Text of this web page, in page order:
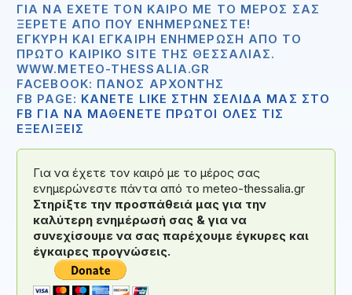
ΓΙΑ ΝΑ ΈΧΕΤΕ ΤΟΝ ΚΑΙΡΌ ΜΕ ΤΟ ΜΈΡΟΣ ΣΑΣ
ΞΈΡΕΤΕ ΑΠΟ ΠΟΥ ΕΝΗΜΕΡΏΝΕΣΤΕ!
ΈΓΚΥΡΗ ΚΑΙ ΈΓΚΑΙΡΗ ΕΝΗΜΈΡΩΣΗ ΑΠΟ ΤΟ
ΠΡΏΤΟ ΚΑΙΡΙΚΌ SITE ΤΗΣ ΘΕΣΣΑΛΊΑΣ.
WWW.METEO-THESSALIA.GR
FACEBOOK: ΠΆΝΟΣ ΑΡΧΟΝΤΉΣ
FB PAGE: ΚΑΝΕΤΕ LIKE ΣΤΗΝ ΣΕΛΙΔΑ ΜΑΣ ΣΤΟ
FB ΓΙΑ ΝΑ ΜΑΘΕΝΕΤΕ ΠΡΩΤΟΙ ΟΛΕΣ ΤΙΣ
ΕΞΕΛΙΞΕΙΣ
Για να έχετε τον καιρό με το μέρος σας
ενημερώνεστε πάντα από το meteo-thessalia.gr
Στηρίξτε την προσπάθειά μας για την
καλύτερη ενημέρωσή σας & για να
συνεχίσουμε να σας παρέχουμε έγκυρες και
έγκαιρες προγνώσεις.